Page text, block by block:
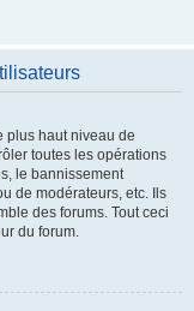
plus haut niveau de
toutes les opérations
le bannissement
de modérateurs, etc. Ils
des forums. Tout ceci
du forum.